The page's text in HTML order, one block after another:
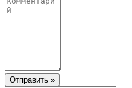
Отправить »